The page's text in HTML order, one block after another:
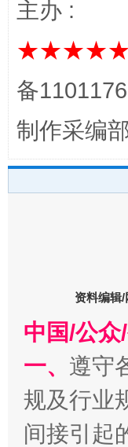
东山县通报“牛
千年
主办 :
★★★★★
备
制作采编
资料编辑/
中国/公
一、 遵守
规及行业
间接引起